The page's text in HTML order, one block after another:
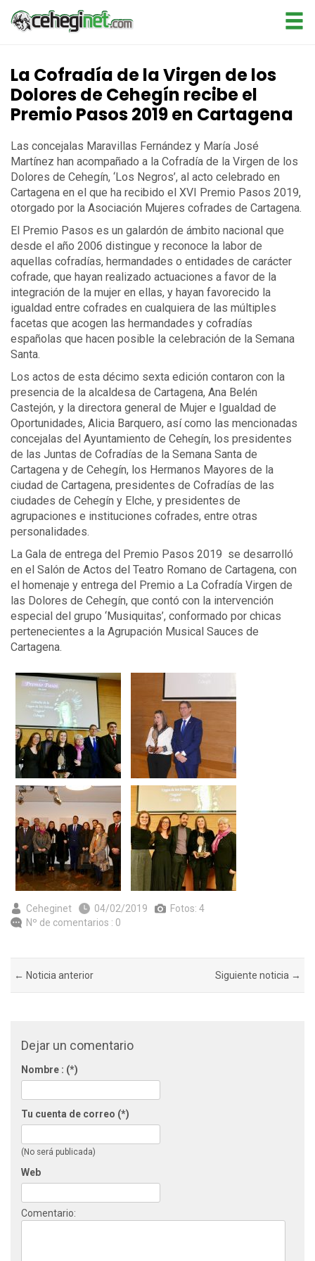
La Cofradía de la Virgen de los
Dolores de Cehegín recibe el
Premio Pasos 2019 en Cartagena
Las concejalas Maravillas Fernández y María José
Martínez han acompañado a la Cofradía de la Virgen de los
Dolores de Cehegín, ‘Los Negros’, al acto celebrado en
Cartagena en el que ha recibido el XVI Premio Pasos 2019,
otorgado por la Asociación Mujeres cofrades de Cartagena.
El Premio Pasos es un galardón de ámbito nacional que
desde el año 2006 distingue y reconoce la labor de
aquellas cofradías, hermandades o entidades de carácter
cofrade, que hayan realizado actuaciones a favor de la
integración de la mujer en ellas, y hayan favorecido la
igualdad entre cofrades en cualquiera de las múltiples
facetas que acogen las hermandades y cofradías
españolas que hacen posible la celebración de la Semana
Santa.
Los actos de esta décimo sexta edición contaron con la
presencia de la alcaldesa de Cartagena, Ana Belén
Castejón, y la directora general de Mujer e Igualdad de
Oportunidades, Alicia Barquero, así como las mencionadas
concejalas del Ayuntamiento de Cehegín, los presidentes
de las Juntas de Cofradías de la Semana Santa de
Cartagena y de Cehegín, los Hermanos Mayores de la
ciudad de Cartagena, presidentes de Cofradías de las
ciudades de Cehegín y Elche, y presidentes de
agrupaciones e instituciones cofrades, entre otras
personalidades.
La Gala de entrega del Premio Pasos 2019 se desarrolló
en el Salón de Actos del Teatro Romano de Cartagena, con
el homenaje y entrega del Premio a La Cofradía Virgen de
las Dolores de Cehegín, que contó con la intervención
especial del grupo ‘Musiquitas’, conformado por chicas
pertenecientes a la Agrupación Musical Sauces de
Cartagena.
Ceheginet 04/02/2019
Fotos: 4
Nº de comentarios : 0
← Noticia anterior Siguiente noticia →
Dejar un comentario
Nombre : (*)
Tu cuenta de correo (*)
(No será publicada)
Web
Comentario: